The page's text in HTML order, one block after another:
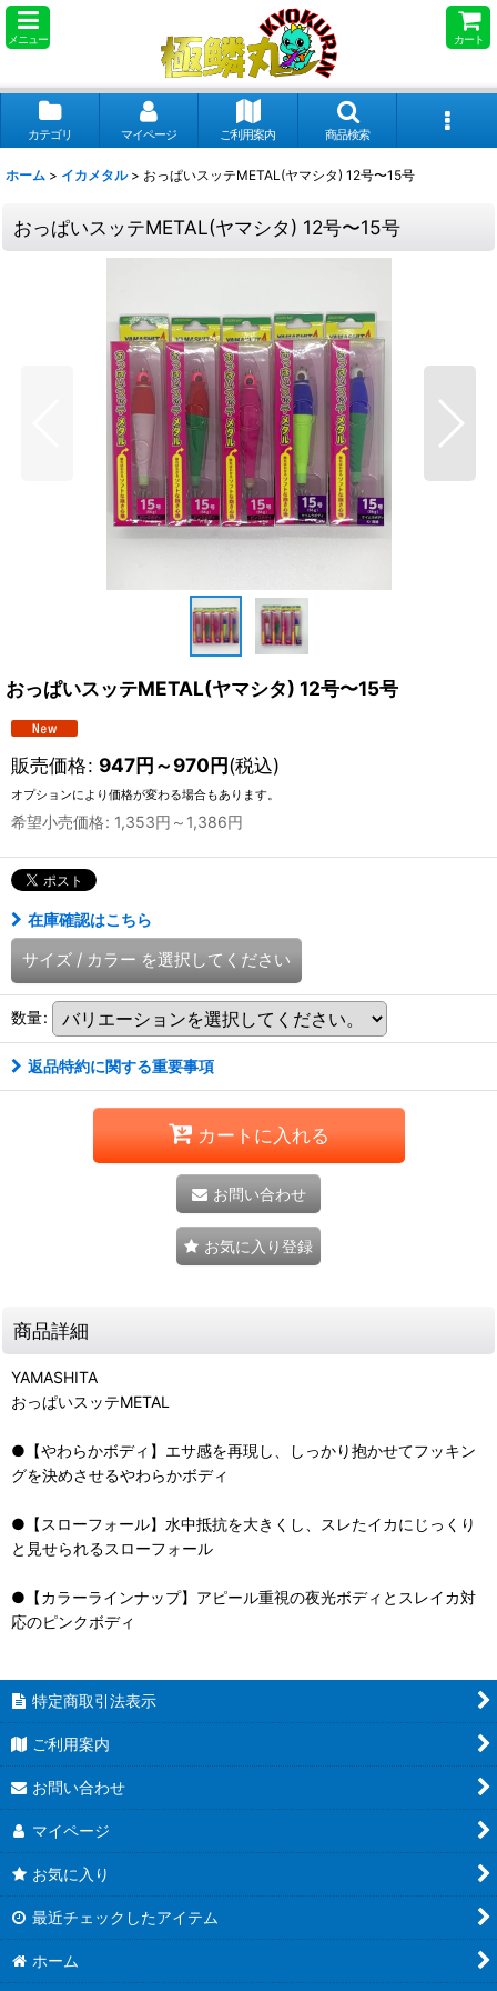
メニュー カート
カテゴリ マイページ ご利用案内 商品検索
ホーム > イカメタル > おっぱいスッテMETAL(ヤマシタ) 12号〜15号
おっぱいスッテMETAL(ヤマシタ) 12号〜15号
おっぱいスッテMETAL(ヤマシタ) 12号〜15号
販売価格: 947円～970円(税込)
オプションにより価格が変わる場合もあります。
希望小売価格: 1,353円 ～1,386円
在庫確認はこちら
サイズ / カラー を選択してください
数量:
返品特約に関する重要事項
カートに入れる
お問い合わせ
お気に入り登録
商品詳細
YAMASHITA
おっぱいスッテMETAL
●【やわらかボディ】エサ感を再現し、しっかり抱かせてフッキン
グを決めさせるやわらかボディ
●【スローフォール】水中抵抗を大きくし、スレたイカにじっくり
と見せられるスローフォール
●【カラーラインナップ】アピール重視の夜光ボディとスレイカ対
応のピンクボディ
特定商取引法表示
ご利用案内
お問い合わせ
マイページ
お気に入り
最近チェックしたアイテム
ホーム